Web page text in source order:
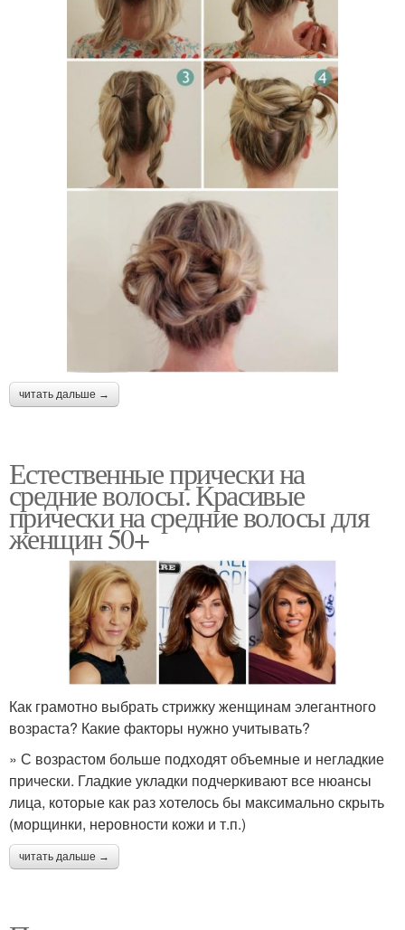
читать дальше →
Естественные прически на
средние волосы. Красивые
прически на средние волосы для
женщин 50+
Как грамотно выбрать стрижку женщинам элегантного
возраста? Какие факторы нужно учитывать?
» С возрастом больше подходят объемные и негладкие
прически. Гладкие укладки подчеркивают все нюансы
лица, которые как раз хотелось бы максимально скрыть
(морщинки, неровности кожи и т.п.)
читать дальше →